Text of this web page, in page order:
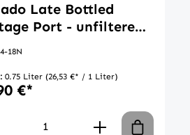
zu erhöhen oder
Schaltflächen um
Wert ein oder
Late Bottled
Port - unfiltered -
18N
0.75 Liter (26,53 €* / 1 Liter)
Lieferzeit: 1-3 Tage
€*
Anzahl: Gib den